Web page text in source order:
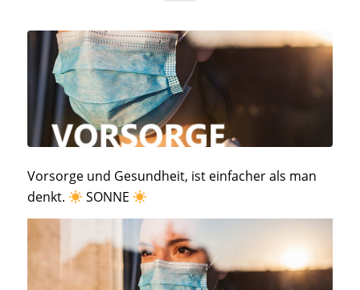
Vorsorge und Gesundheit, ist einfacher als man
denkt.
SONNE